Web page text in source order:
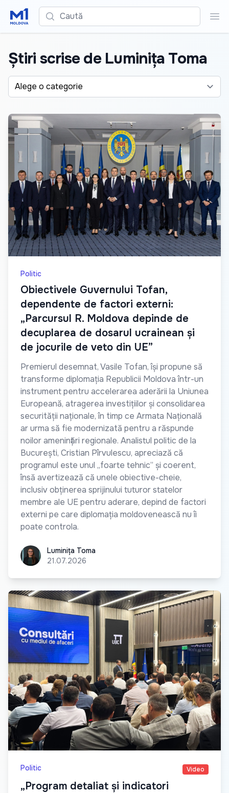
Caută
Știri scrise de Luminița Toma
Alege o categorie
Politic
Obiectivele Guvernului Tofan,
dependente de factori externi:
„Parcursul R. Moldova depinde de
decuplarea de dosarul ucrainean și
de jocurile de veto din UE”
Premierul desemnat, Vasile Tofan, își propune să
transforme diplomația Republicii Moldova într-un
instrument pentru accelerarea aderării la Uniunea
Europeană, atragerea investițiilor și consolidarea
securității naționale, în timp ce Armata Națională
ar urma să fie modernizată pentru a răspunde
noilor amenințări regionale. Analistul politic de la
București, Cristian Pîrvulescu, apreciază că
programul este unul „foarte tehnic” și coerent,
însă avertizează că unele obiective-cheie,
inclusiv obținerea sprijinului tuturor statelor
membre ale UE pentru aderare, depind de factori
externi pe care diplomația moldovenească nu îi
poate controla.
Luminița Toma
Luminița Toma
21.07.2026
Politic Video
„Program detaliat și indicatori